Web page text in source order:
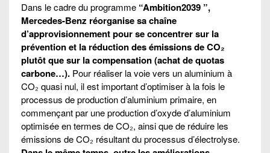
Dans le cadre du programme “Ambition2039 ”,
Mercedes-Benz réorganise sa chaîne
d’approvisionnement pour se concentrer sur la
prévention et la réduction des émissions de CO₂
plutôt que sur la compensation (achat de quotas
carbone…). Pour réaliser la voie vers un aluminium à
CO₂ quasi nul, il est important d’optimiser à la fois le
processus de production d’aluminium primaire, en
commençant par une production d’oxyde d’aluminium
optimisée en termes de CO₂, ainsi que de réduire les
émissions de CO₂ résultant du processus d’électrolyse.